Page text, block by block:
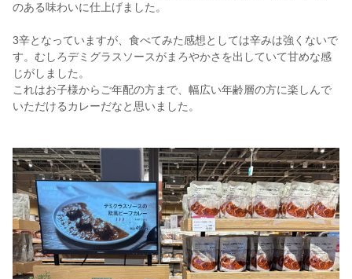
のある味わいに仕上げました。
3辛となっていますが、食べてみた感想としては辛みは強くないで
す。むしろデミグラスソースがまろやかさを出していて甘めな感
じがしました。
これはお子様からご年配の方まで、幅広い年齢層の方に楽しんで
いただけるカレーだなと思いました。